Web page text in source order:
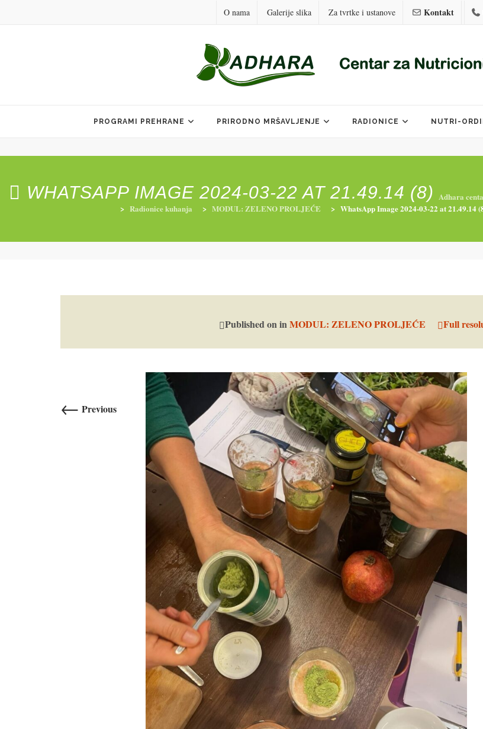
O nama Galerije slika Za tvrtke i ustanove Kontakt
PROGRAMI PREHRANE PRIRODNO MRŠAVLJENJE RADIONICE NUTRI-
WHATSAPP IMAGE 2024-03-22 AT 21.49.14 (8) Adhara
> Radionice kuhanja > MODUL: ZELENO PROLJEĆE > WhatsApp Image 2024-03-22 at 21.49.14
Published oninMODUL: ZELENO PROLJEĆE Full
← Previous